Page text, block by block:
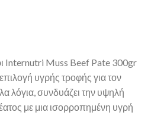
Internutri Muss Beef Pate 300gr
υγρής τροφής για τον
λόγια, συνδυάζει την υψηλή
με μια ισορροπημένη υγρή